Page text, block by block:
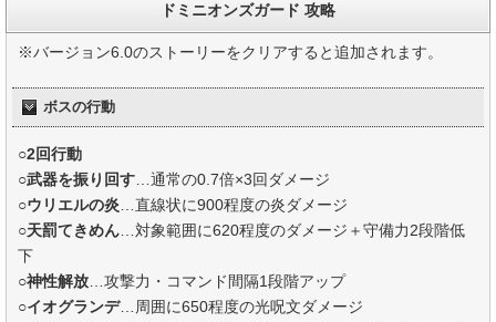
ドミニオンズガード 攻略
※バージョン6.0のストーリーをクリアすると追加されます。
ボスの行動
○2回行動
○武器を振り回す …通常の0.7倍×3回ダメージ
○ウリエルの炎 …直線状に900程度の炎ダメージ
○天罰てきめん …対象範囲に620程度のダメージ＋守備力2段階低
下
○神性解放 …攻撃力・コマンド間隔1段階アップ
○イオグランデ…周囲に650程度の光呪文ダメージ